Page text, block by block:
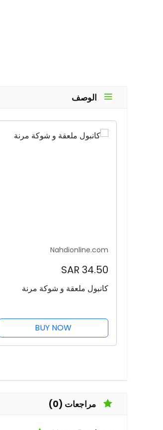
الوصف
Nahdionline.com
34.50 SAR
كانبول ملعقة و شوكة مرنة
BUY NOW
مراجعات (0)